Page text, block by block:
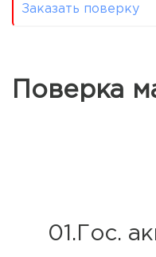
Заказать поверку
Поверка
01.Гос.